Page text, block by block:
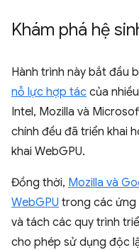
Khám phá hệ
Hành trình này bắt đầu
nỗ lực hợp tác của
Intel, Mozilla và
chính đều đã triển khai
khai WebGPU.
Đồng thời, Mozilla và
WebGPU trong các ứng
và tách các quy trình
cho phép sử dụng độc